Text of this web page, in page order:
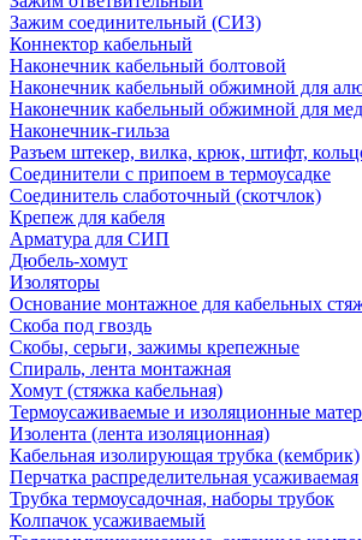
Зажим соединительный (СИЗ)
Коннектор кабельный
Наконечник кабельный болтовой
Наконечник кабельный обжимной для
Наконечник кабельный обжимной для
Наконечник-гильза
Разъем штекер, вилка, крюк, штифт,
Соединители с припоем в термоусадке
Соединитель слаботочный (скотчлок)
Крепеж для кабеля
Арматура для СИП
Дюбель-хомут
Изоляторы
Основание монтажное для кабельных
Скоба под гвоздь
Скобы, серьги, зажимы крепежные
Спираль, лента монтажная
Хомут (стяжка кабельная)
Термоусаживаемые и изоляционные
Изолента (лента изоляционная)
Кабельная изолирующая трубка (кембрик)
Перчатка распределительная усаживаемая
Трубка термоусадочная, наборы трубок
Колпачок усаживаемый